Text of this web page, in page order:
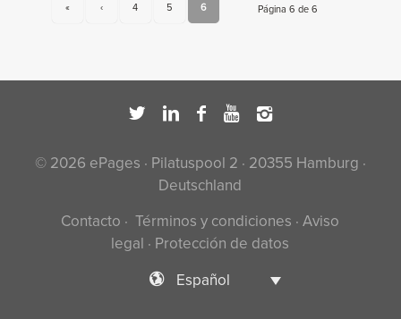
Página 6 de 6
« ‹ 4 5 6
© 2026 ePages · Pilatuspool 2 · 20355 Hamburg ·
Deutschland
Contacto · Términos y condiciones ·Aviso
legal · Protección de datos
Español